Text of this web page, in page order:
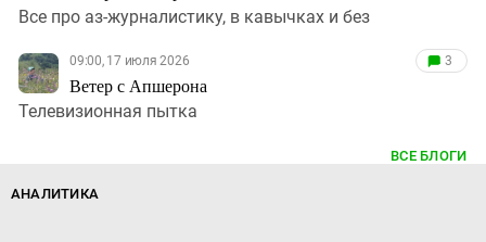
Все про аз-журналистику, в кавычках и без
09:00, 17 июля 2026
Ветер с Апшерона
3
Телевизионная пытка
ВСЕ БЛОГИ
АНАЛИТИКА